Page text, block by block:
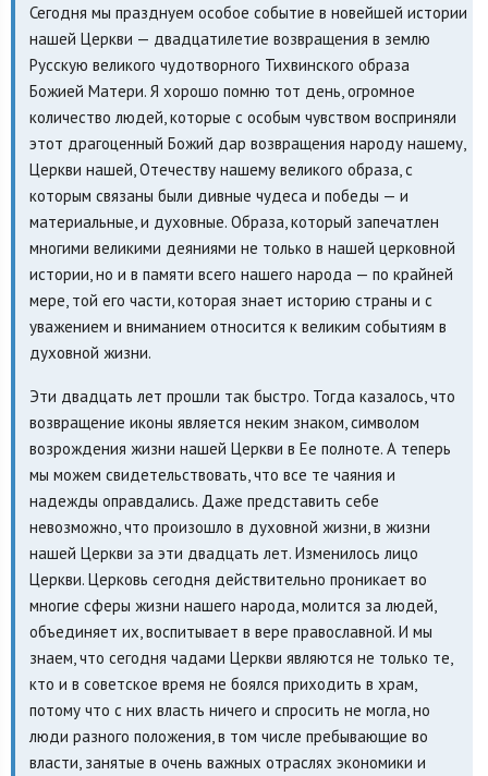
Сегодня мы празднуем особое событие в новейшей истории
нашей Церкви — двадцатилетие возвращения в землю
Русскую великого чудотворного Тихвинского образа
Божией Матери. Я хорошо помню тот день, огромное
количество людей, которые с особым чувством восприняли
этот драгоценный Божий дар возвращения народу нашему,
Церкви нашей, Отечеству нашему великого образа, с
которым связаны были дивные чудеса и победы — и
материальные, и духовные. Образа, который запечатлен
многими великими деяниями не только в нашей церковной
истории, но и в памяти всего нашего народа — по крайней
мере, той его части, которая знает историю страны и с
уважением и вниманием относится к великим событиям в
духовной жизни.
Эти двадцать лет прошли так быстро. Тогда казалось, что
возвращение иконы является неким знаком, символом
возрождения жизни нашей Церкви в Ее полноте. А теперь
мы можем свидетельствовать, что все те чаяния и
надежды оправдались. Даже представить себе
невозможно, что произошло в духовной жизни, в жизни
нашей Церкви за эти двадцать лет. Изменилось лицо
Церкви. Церковь сегодня действительно проникает во
многие сферы жизни нашего народа, молится за людей,
объединяет их, воспитывает в вере православной. И мы
знаем, что сегодня чадами Церкви являются не только те,
кто и в советское время не боялся приходить в храм,
потому что с них власть ничего и спросить не могла, но
люди разного положения, в том числе пребывающие во
власти, занятые в очень важных отраслях экономики и